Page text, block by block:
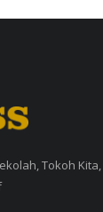
Tokoh Kita,